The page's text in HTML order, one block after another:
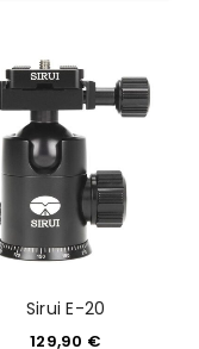
Sirui E-20
129,90 €